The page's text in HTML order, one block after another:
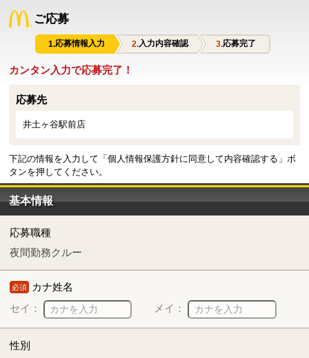
ご応募
応募情報入力 入力内容確認 応募完了
カンタン入力で応募完了！
応募先
井土ヶ谷駅前店
下記の情報を入力して「個人情報保護方針に同意して内容確認する」ボ
タンを押してください。
基本情報
応募職種
夜間勤務クルー
必須 カナ姓名
セイ：
メイ：
性別